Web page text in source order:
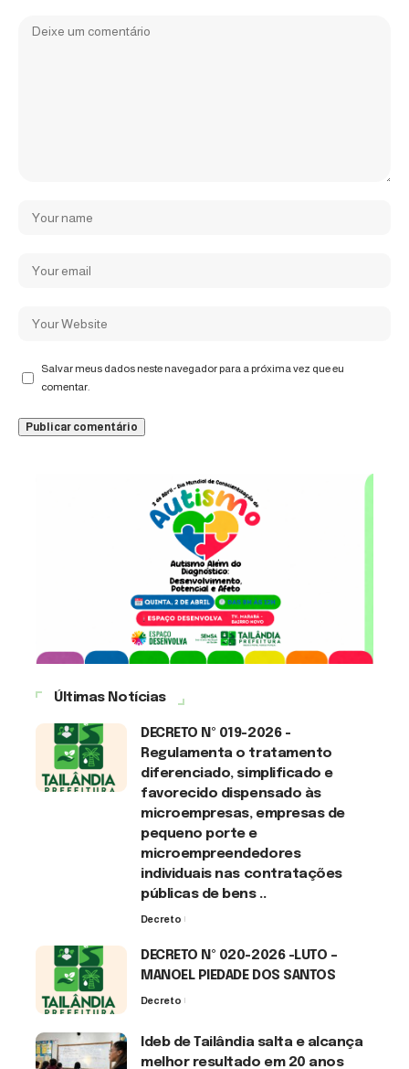
Salvar meus dados neste navegador para a próxima vez que eu
comentar.
Últimas Notícias
DECRETO Nº 019-2026 -
Regulamenta o tratamento
diferenciado, simplificado e
favorecido dispensado às
microempresas, empresas de
pequeno porte e
microempreendedores
individuais nas contratações
públicas de bens ..
Decreto
DECRETO Nº 020-2026 -LUTO –
MANOEL PIEDADE DOS SANTOS
Decreto
Ideb de Tailândia salta e alcança
melhor resultado em 20 anos